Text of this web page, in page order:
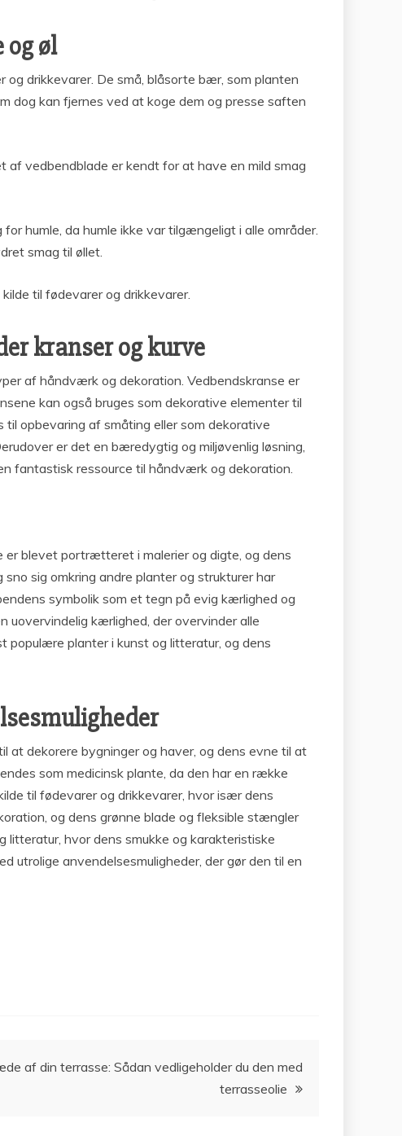
øl
drikkevarer. De små, blåsorte bær, som planten
dog kan fjernes ved at koge dem og presse saften
af vedbendblade er kendt for at have en mild smag
humle, da humle ikke var tilgængeligt i alle områder.
smag til øllet.
til fødevarer og drikkevarer.
kranser og kurve
af håndværk og dekoration. Vedbendskranse er
kan også bruges som dekorative elementer til
til opbevaring af småting eller som dekorative
er det en bæredygtig og miljøvenlig løsning,
fantastisk ressource til håndværk og dekoration.
er blevet portrætteret i malerier og digte, og dens
sig omkring andre planter og strukturer har
symbolik som et tegn på evig kærlighed og
kærlighed, der overvinder alle
populære planter i kunst og litteratur, og dens
at dekorere bygninger og haver, og dens evne til at
som medicinsk plante, da den har en række
til fødevarer og drikkevarer, hvor især dens
og dens grønne blade og fleksible stængler
litteratur, hvor dens smukke og karakteristiske
utrolige anvendelsesmuligheder, der gør den til en
af din terrasse: Sådan vedligeholder du den med
terrasseolie